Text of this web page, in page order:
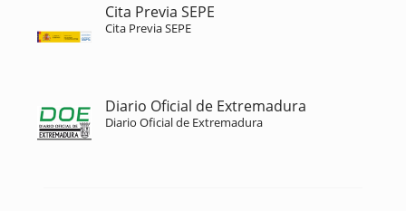
Cita Previa SEPE
Cita Previa SEPE
Diario Oficial de Extremadura
Diario Oficial de Extremadura